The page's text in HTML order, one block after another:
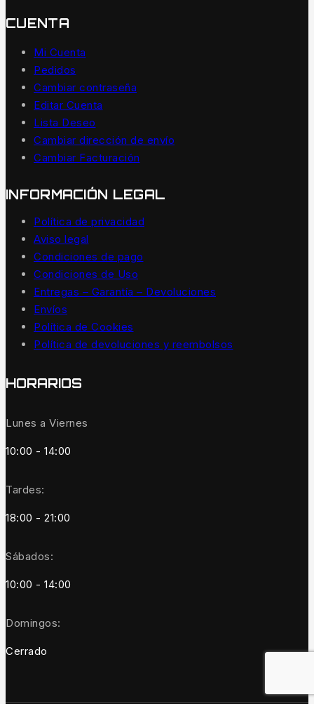
CUENTA
Mi Cuenta
Pedidos
Cambiar contraseña
Editar Cuenta
Lista Deseo
Cambiar dirección de envío
Cambiar Facturación
INFORMACIÓN LEGAL
Política de privacidad
Aviso legal
Condiciones de pago
Condiciones de Uso
Entregas – Garantía – Devoluciones
Envíos
Política de Cookies
Política de devoluciones y reembolsos
HORARIOS
Lunes a Viernes
10:00 - 14:00
Tardes:
18:00 - 21:00
Sábados:
10:00 - 14:00
Domingos:
Cerrado